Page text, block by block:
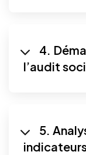
4.
l’audit
5.